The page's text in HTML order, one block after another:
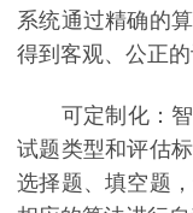
系统通过精确的
得到客观、公正
可定制化：智
试题类型和评估
选择题、填空题